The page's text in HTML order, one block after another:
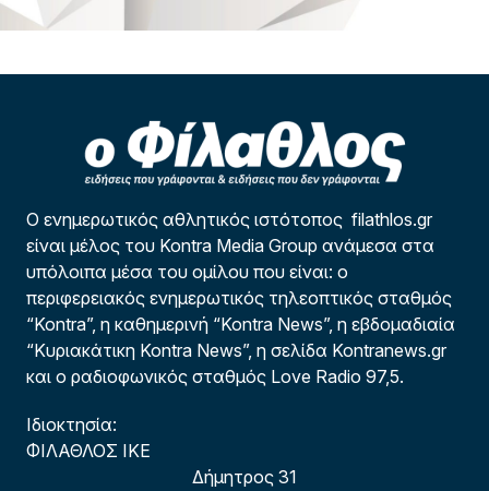
Ο ενημερωτικός αθλητικός ιστότοπος filathlos.gr
είναι μέλος του Kontra Media Group ανάμεσα στα
υπόλοιπα μέσα του ομίλου που είναι: ο
περιφερειακός ενημερωτικός τηλεοπτικός σταθμός
“Kontra”, η καθημερινή “Kontra News”, η εβδομαδιαία
“Κυριακάτικη Kontra News”, η σελίδα Kontranews.gr
και ο ραδιοφωνικός σταθμός Love Radio 97,5.
Ιδιοκτησία:
ΦΙΛΑΘΛΟΣ ΙΚΕ
Δήμητρος 31